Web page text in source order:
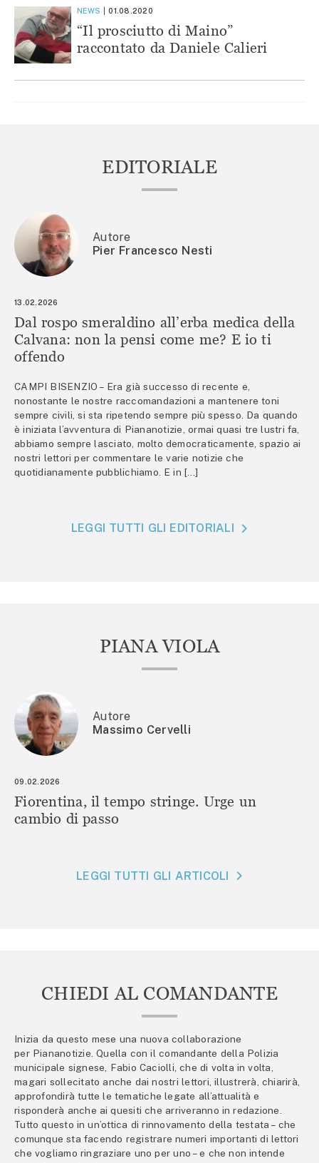
NEWS 01.08.2020
“Il prosciutto di Maino”
raccontato da Daniele Calieri
EDITORIALE
Autore
Pier Francesco Nesti
13.02.2026
Dal rospo smeraldino all’erba medica della
Calvana: non la pensi come me? E io ti
offendo
CAMPI BISENZIO – Era già successo di recente e,
nonostante le nostre raccomandazioni a mantenere toni
sempre civili, si sta ripetendo sempre più spesso. Da quando
è iniziata l’avventura di Piananotizie, ormai quasi tre lustri fa,
abbiamo sempre lasciato, molto democraticamente, spazio ai
nostri lettori per commentare le varie notizie che
quotidianamente pubblichiamo. E in […]
LEGGI TUTTI GLI EDITORIALI
PIANA VIOLA
Autore
Massimo Cervelli
09.02.2026
Fiorentina, il tempo stringe. Urge un
cambio di passo
LEGGI TUTTI GLI ARTICOLI
CHIEDI AL COMANDANTE
Inizia da questo mese una nuova collaborazione
per Piananotizie. Quella con il comandante della Polizia
municipale signese, Fabio Caciolli, che di volta in volta,
magari sollecitato anche dai nostri lettori, illustrerà, chiarirà,
approfondirà tutte le tematiche legate all’attualità e
risponderà anche ai quesiti che arriveranno in redazione.
Tutto questo in un’ottica di rinnovamento della testata – che
comunque sta facendo registrare numeri importanti di lettori
che vogliamo ringraziare uno per uno – e che non intende